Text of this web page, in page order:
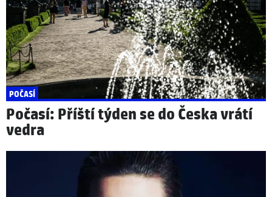
POČASÍ
Počasí: Příští týden se do Česka vrátí
vedra